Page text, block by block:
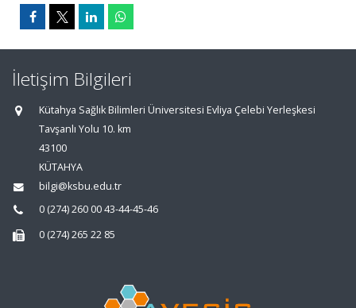
İletişim Bilgileri
Kütahya Sağlık Bilimleri Üniversitesi Evliya Çelebi Yerleşkesi
Tavşanlı Yolu 10. km
43100
KÜTAHYA
bilgi@ksbu.edu.tr
0 (274) 260 00 43-44-45-46
0 (274) 265 22 85